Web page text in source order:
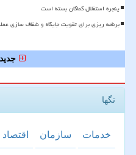
پنجره استقلال کماکان بسته است
برنامه ریزی برای تقویت جایگاه و شفاف سازی
تگها
خدمات سازمان اقتصاد